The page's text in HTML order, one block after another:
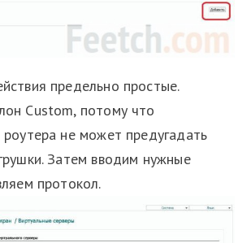
предельно простые.
Custom, потому что
не может предугадать
Затем вводим нужные
протокол.